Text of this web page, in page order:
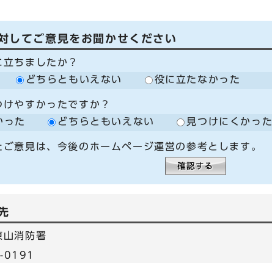
してご意見をお聞かせください
ちましたか？
どちらともいえない 役に立たなかった
やすかったですか？
った
どちらともいえない 見つけにくかった
意見は、今後のホームページ運営の参考とします。
山消防署